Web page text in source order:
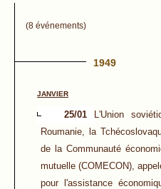
(8 événements)
1949
JANVIER
25/01
L'Union
Roumanie, la
de la Communauté
mutuelle (COMECON),
pour l'assistance